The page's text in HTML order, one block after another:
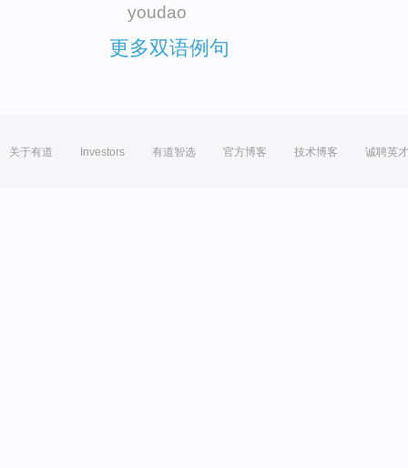
youdao
更多双语例句
关于有道 Investors 有道智选 官方博客 技术博客 诚聘英才